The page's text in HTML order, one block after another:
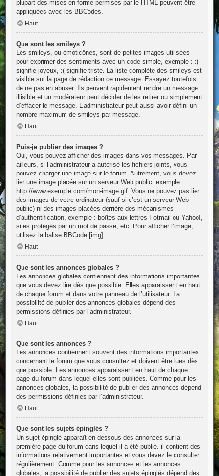
plupart des mises en forme permises par le HTML peuvent être
appliquées avec les BBCodes.
Haut
Que sont les smileys ?
Les smileys, ou émoticônes, sont de petites images utilisées
pour exprimer des sentiments avec un code simple, exemple : :)
signifie joyeux, :( signifie triste. La liste complète des smileys est
visible sur la page de rédaction de message. Essayez toutefois
de ne pas en abuser. Ils peuvent rapidement rendre un message
illisible et un modérateur peut décider de les retirer ou simplement
d’effacer le message. L’administrateur peut aussi avoir défini un
nombre maximum de smileys par message.
Haut
Puis-je publier des images ?
Oui, vous pouvez afficher des images dans vos messages. Par
ailleurs, si l’administrateur a autorisé les fichiers joints, vous
pouvez charger une image sur le forum. Autrement, vous devez
lier une image placée sur un serveur Web public, exemple :
http://www.exemple.com/mon-image.gif. Vous ne pouvez pas lier
des images de votre ordinateur (sauf si c’est un serveur Web
public) ni des images placées derrière des mécanismes
d’authentification, exemple : boîtes aux lettres Hotmail ou Yahoo!,
sites protégés par un mot de passe, etc. Pour afficher l’image,
utilisez la balise BBCode [img].
Haut
Que sont les annonces globales ?
Les annonces globales contiennent des informations importantes
que vous devez lire dès que possible. Elles apparaissent en haut
de chaque forum et dans votre panneau de l’utilisateur. La
possibilité de publier des annonces globales dépend des
permissions définies par l’administrateur.
Haut
Que sont les annonces ?
Les annonces contiennent souvent des informations importantes
concernant le forum que vous consultez et doivent être lues dès
que possible. Les annonces apparaissent en haut de chaque
page du forum dans lequel elles sont publiées. Comme pour les
annonces globales, la possibilité de publier des annonces dépend
des permissions définies par l’administrateur.
Haut
Que sont les sujets épinglés ?
Un sujet épinglé apparaît en dessous des annonces sur la
première page du forum dans lequel il a été publié. il contient des
informations relativement importantes et vous devez le consulter
régulièrement. Comme pour les annonces et les annonces
globales, la possibilité de publier des sujets épinglés dépend des